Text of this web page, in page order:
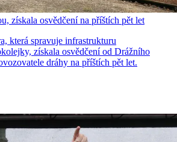
získala osvědčení na příštích pět let
která spravuje infrastrukturu
získala osvědčení od Drážního
dráhy na příštích pět let.